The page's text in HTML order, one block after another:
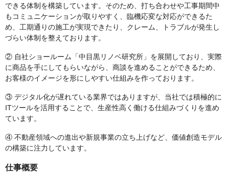
できる体制を構築しています。そのため、打ち合わせや工事期間中
もコミュニケーションが取りやすく、臨機応変な対応ができるた
め、工期通りの施工が実現できたり、クレーム、トラブルが発生し
づらい体制を整えております。
② 自社ショールーム「中目黒リノベ研究所」を展開しており、実際
に商品を手にしてもらいながら、商談を進めることができるため、
お客様のイメージを形にしやすい仕組みを作っております。
③ デジタル化が遅れている業界ではありますが、当社では積極的に
ITツールを活用することで、生産性高く働ける仕組みづくりを進め
ています。
④ 不動産領域への進出や新規事業の立ち上げなど、価値創造モデル
の構築に注力しています。
仕事概要